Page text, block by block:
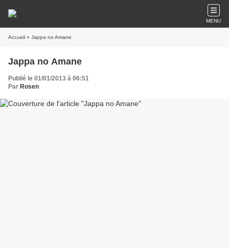
MENU
Accueil » Jappa no Amane
Jappa no Amane
Publié le 01/01/2013 à 06:51
Par Rosen